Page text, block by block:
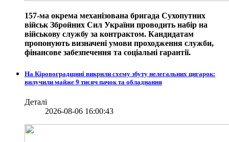
157-ма окрема механізована бригада Сухопутних
військ Збройних Сил України проводить набір на
військову службу за контрактом. Кандидатам
пропонують визначені умови проходження служби,
фінансове забезпечення та соціальні гарантії.
На Кіровоградщині викрили схему збуту нелегальних цигарок:
вилучили майже 9 тисяч пачок та обладнання
Деталі
2026-08-06 16:00:43